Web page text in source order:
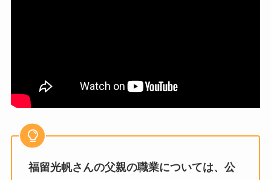
福留光帆さんの父親の職業については、公